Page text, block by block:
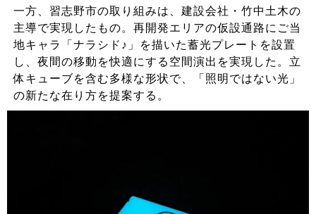
一方、習志野市の取り組みは、建設会社・竹中土木の
主導で実現したもの。再開発エリアの仮設通路にご当
地キャラ「ナラシド♪」を描いた蓄光プレートを設置
し、夜間の移動を快適にする空間演出を実現した。立
体キューブを含む多様な形状で、「照明ではない光」
の新たな在り方を提案する。